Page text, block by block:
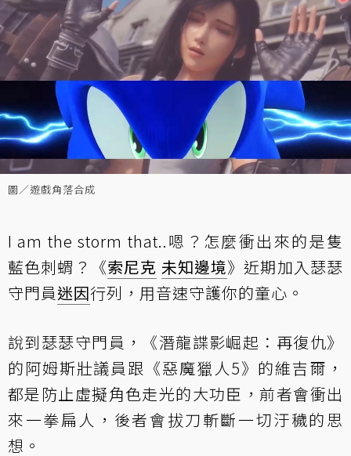
圖／遊戲角落合成
I am the storm that..嗯？怎麼衝出來的是隻
藍色刺蝟？《索尼克 未知邊境》近期加入瑟瑟
守門員迷因行列，用音速守護你的童心。
說到瑟瑟守門員，《潛龍諜影崛起：再復仇》
的阿姆斯壯議員跟《惡魔獵人5》的維吉爾，
都是防止虛擬角色走光的大功臣，前者會衝出
來一拳扁人，後者會拔刀斬斷一切汙穢的思
想。